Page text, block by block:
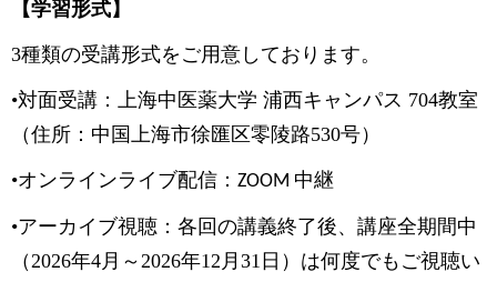
【学習形式】
3種類の受講形式をご用意しております。
•対面受講：上海中医薬大学 浦西キャンパス 704教室
（住所：中国上海市徐匯区零陵路530号）
•オンラインライブ配信： ZOOM 中継
•アーカイブ視聴：各回の講義終了後、講座全期間中
（2026年4月～2026年12月31日）は何度でもご視聴い